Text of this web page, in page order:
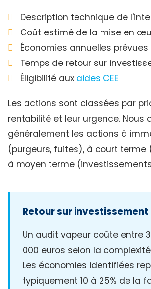
Description technique de
Coût estimé de la mise en
Économies annuelles prévues
Temps de retour sur
Éligibilité aux aides CEE
Les actions sont classées par
rentabilité et leur urgence. Nous
généralement les actions à
(purgeurs, fuites), à court terme
à moyen terme
Retour sur
Un audit vapeur coûte entre
000 euros selon la
Les économies identifiées
typiquement 10 à 25% de la